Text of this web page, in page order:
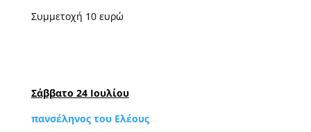
Συμμετοχή 10 ευρώ
Σάββατο 24 Ιουλίου
πανσέληνος του Ελέους